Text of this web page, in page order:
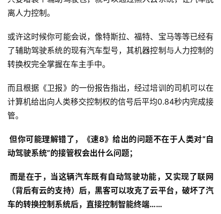
离人力控制。
或许这时候你可能会说，像特斯拉、福特、宝马等等已经有
了辅助驾驶系统的现有汽车型号，其机器控制与人力控制的
转换权完全掌握在车主手中。
而且根据《卫报》的一份报告指出，经过培训的司机可以在
计算机给出向人类移交控制权的信号后平均0.84秒内完成接
管。
但你可能理解错了，《速8》给出的问题不在于人类对“自
动驾驶系统”的接管权会出什么问题；
而是在于，当这辆汽车既有自动驾驶功能，又实现了联网
（背后有云的支持）后，黑客可以攻克了云平台，破坏了汽
车的转换控制系统后，直接控制智能终端……